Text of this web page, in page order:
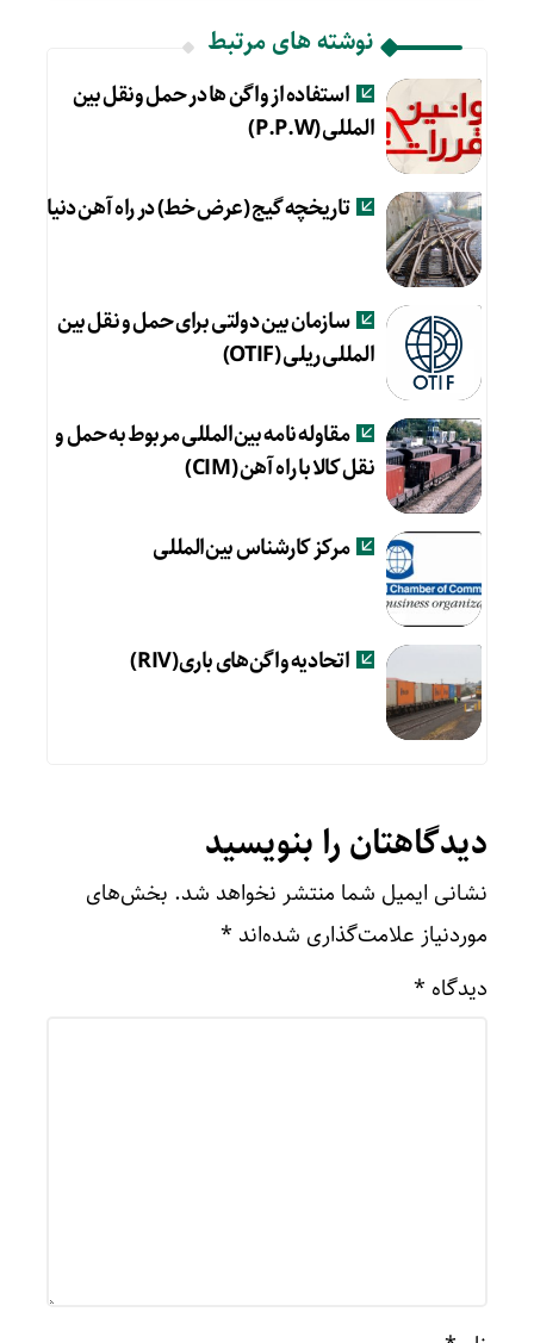
نوشته های مرتبط
استفاده از واگن ها در حمل ونقل بین
المللی (P.P.W)
تاریخچه گیج (عرض خط) در راه‌ آهن دنیا
سازمان بین دولتی برای حمل و نقل بین
المللی ریلی (OTIF)
مقاوله‌ نامه بین‌المللی مربوط به حمل و
نقل کالا با راه‌ آهن (CIM)
مرکز کارشناس بین‌المللی
اتحادیه واگن‌های باری(RIV)
دیدگاهتان را بنویسید
نشانی ایمیل شما منتشر نخواهد شد. بخش‌های
موردنیاز علامت‌گذاری شده‌اند *
دیدگاه *